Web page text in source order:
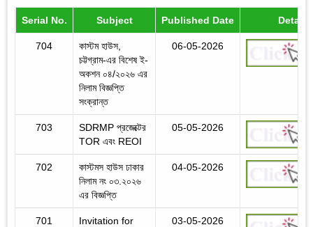
Serial No. Subject Published Date Details
704
কাস্টম হাউস,
চট্টগ্রাম-এর বিশেষ ই-
অকশন ০৪/২০২৬ এর
নিলাম বিজ্ঞপ্তি
সংক্রান্ত
06-05-2026
703
SDRMP প্রজেক্টের
TOR এবং REOI
05-05-2026
702
কাস্টমস হাউস ঢাকার
নিলাম নং ০৩.২০২৬
এর বিজ্ঞপ্তি
04-05-2026
701
Invitation for
03-05-2026